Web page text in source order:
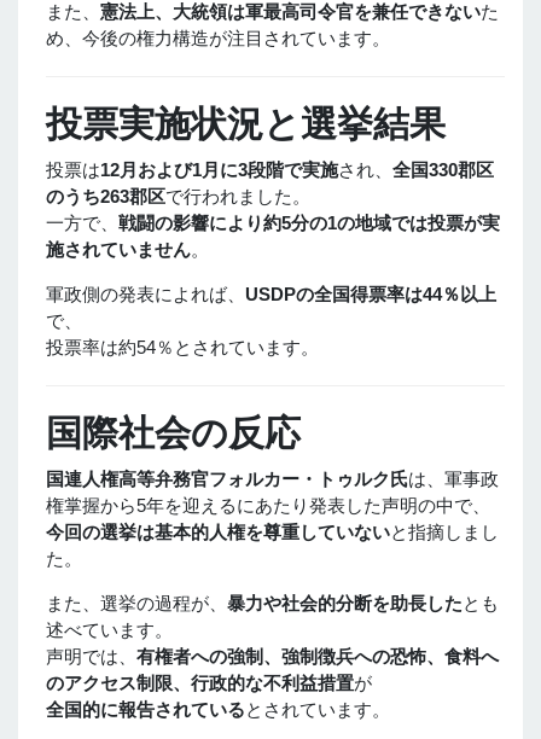
また、 憲法上、大統領は軍最高司令官を兼任できないた
め、今後の権力構造が注目されています。
投票実施状況と選挙結果
投票は12月および1月に3段階で実施され、 全国330郡区
のうち263郡区で行われました。
一方で、 戦闘の影響により約5分の1の地域では投票が実
施されていません。
軍政側の発表によれば、 USDPの全国得票率は44％以上
で、
投票率は約54％とされています。
国際社会の反応
国連人権高等弁務官フォルカー・トゥルク氏は、軍事政
権掌握から5年を迎えるにあたり発表した声明の中で、
今回の選挙は基本的人権を尊重していないと指摘しまし
た。
また、選挙の過程が、 暴力や社会的分断を助長したとも
述べています。
声明では、 有権者への強制、強制徴兵への恐怖、食料へ
のアクセス制限、行政的な不利益措置が
全国的に報告されているとされています。